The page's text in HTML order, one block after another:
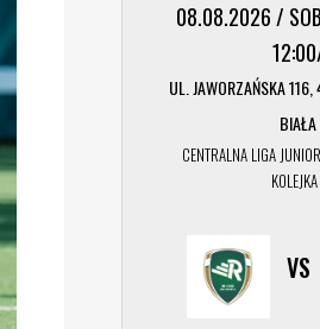
08.08.2026 /
UL. JAWORZAŃSKA
BIAŁA
CENTRALNA LIGA
VS